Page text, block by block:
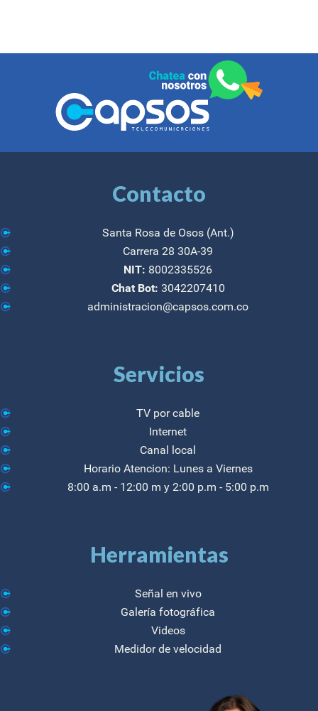
Contacto
Santa Rosa de Osos (Ant.)
Carrera 28 30A-39
NIT: 8002335526
Chat Bot: 3042207410
administracion@capsos.com.co
Servicios
TV por cable
Internet
Canal local
Horario Atencion: Lunes a Viernes
8:00 a.m - 12:00 m y 2:00 p.m - 5:00 p.m
Herramientas
Señal en vivo
Galería fotográfica
Videos
Medidor de velocidad